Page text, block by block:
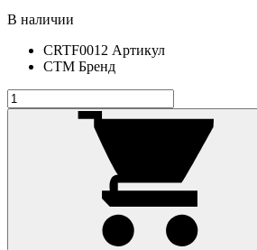
В наличии
CRTF0012 Артикул
СТМ Бренд